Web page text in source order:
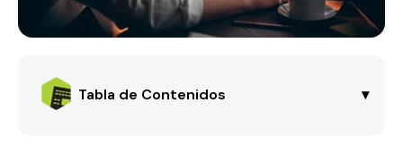
Tabla de Contenidos ▾